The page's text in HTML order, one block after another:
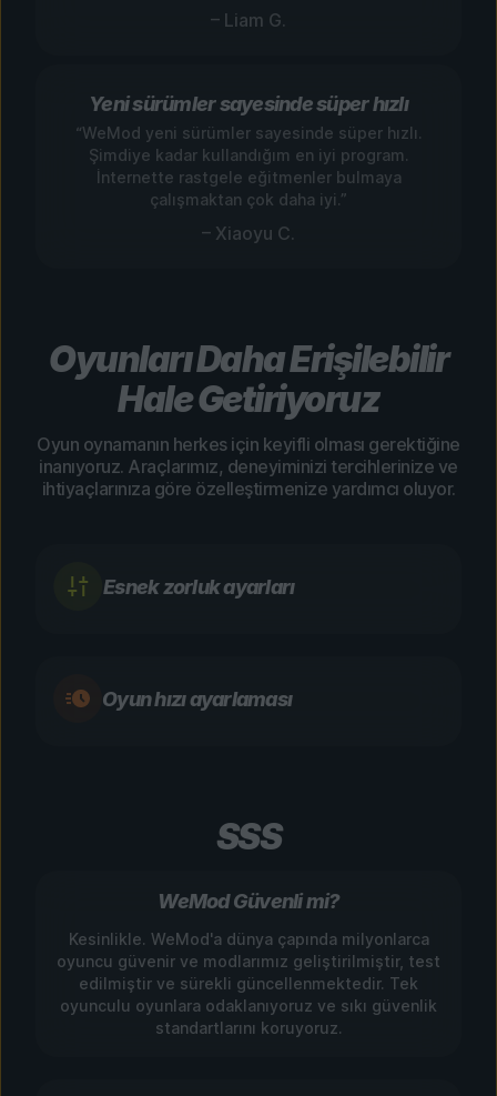
– Liam G.
Yeni sürümler sayesinde süper hızlı
“WeMod yeni sürümler sayesinde süper hızlı.
Şimdiye kadar kullandığım en iyi program.
İnternette rastgele eğitmenler bulmaya
çalışmaktan çok daha iyi.”
– Xiaoyu C.
Oyunları Daha Erişilebilir
Hale Getiriyoruz
Oyun oynamanın herkes için keyifli olması gerektiğine
inanıyoruz. Araçlarımız, deneyiminizi tercihlerinize ve
ihtiyaçlarınıza göre özelleştirmenize yardımcı oluyor.
Esnek zorluk ayarları
Oyun hızı ayarlaması
SSS
WeMod Güvenli mi?
Kesinlikle. WeMod'a dünya çapında milyonlarca
oyuncu güvenir ve modlarımız geliştirilmiştir, test
edilmiştir ve sürekli güncellenmektedir. Tek
oyunculu oyunlara odaklanıyoruz ve sıkı güvenlik
standartlarını koruyoruz.